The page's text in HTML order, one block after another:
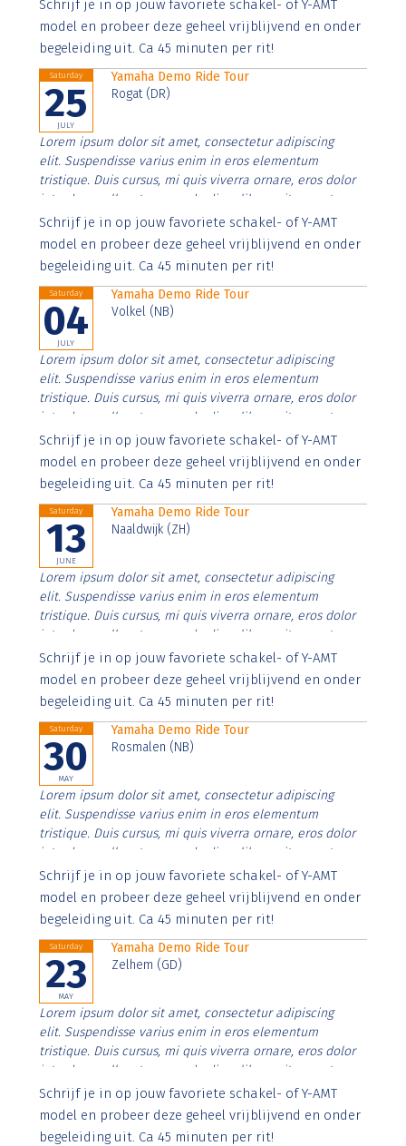
imperdiet. Nunc ut sem vitae risus tristique posuere.
Schrijf je in op jouw favoriete schakel- of Y-AMT
model en probeer deze geheel vrijblijvend en onder
begeleiding uit. Ca 45 minuten per rit!
Saturday
25
JULY
Yamaha Demo Ride Tour
Rogat (DR)
Lorem ipsum dolor sit amet, consectetur adipiscing
elit. Suspendisse varius enim in eros elementum
tristique. Duis cursus, mi quis viverra ornare, eros dolor
interdum nulla, ut commodo diam libero vitae erat.
Aenean faucibus nibh et justo cursus id rutrum lorem
imperdiet. Nunc ut sem vitae risus tristique posuere.
Schrijf je in op jouw favoriete schakel- of Y-AMT
model en probeer deze geheel vrijblijvend en onder
begeleiding uit. Ca 45 minuten per rit!
Saturday
04
JULY
Yamaha Demo Ride Tour
Volkel (NB)
Lorem ipsum dolor sit amet, consectetur adipiscing
elit. Suspendisse varius enim in eros elementum
tristique. Duis cursus, mi quis viverra ornare, eros dolor
interdum nulla, ut commodo diam libero vitae erat.
Aenean faucibus nibh et justo cursus id rutrum lorem
imperdiet. Nunc ut sem vitae risus tristique posuere.
Schrijf je in op jouw favoriete schakel- of Y-AMT
model en probeer deze geheel vrijblijvend en onder
begeleiding uit. Ca 45 minuten per rit!
Saturday
13
JUNE
Yamaha Demo Ride Tour
Naaldwijk (ZH)
Lorem ipsum dolor sit amet, consectetur adipiscing
elit. Suspendisse varius enim in eros elementum
tristique. Duis cursus, mi quis viverra ornare, eros dolor
interdum nulla, ut commodo diam libero vitae erat.
Aenean faucibus nibh et justo cursus id rutrum lorem
imperdiet. Nunc ut sem vitae risus tristique posuere.
Schrijf je in op jouw favoriete schakel- of Y-AMT
model en probeer deze geheel vrijblijvend en onder
begeleiding uit. Ca 45 minuten per rit!
Saturday
30
MAY
Yamaha Demo Ride Tour
Rosmalen (NB)
Lorem ipsum dolor sit amet, consectetur adipiscing
elit. Suspendisse varius enim in eros elementum
tristique. Duis cursus, mi quis viverra ornare, eros dolor
interdum nulla, ut commodo diam libero vitae erat.
Aenean faucibus nibh et justo cursus id rutrum lorem
imperdiet. Nunc ut sem vitae risus tristique posuere.
Schrijf je in op jouw favoriete schakel- of Y-AMT
model en probeer deze geheel vrijblijvend en onder
begeleiding uit. Ca 45 minuten per rit!
Saturday
23
MAY
Yamaha Demo Ride Tour
Zelhem (GD)
Lorem ipsum dolor sit amet, consectetur adipiscing
elit. Suspendisse varius enim in eros elementum
tristique. Duis cursus, mi quis viverra ornare, eros dolor
interdum nulla, ut commodo diam libero vitae erat.
Aenean faucibus nibh et justo cursus id rutrum lorem
imperdiet. Nunc ut sem vitae risus tristique posuere.
Schrijf je in op jouw favoriete schakel- of Y-AMT
model en probeer deze geheel vrijblijvend en onder
begeleiding uit. Ca 45 minuten per rit!